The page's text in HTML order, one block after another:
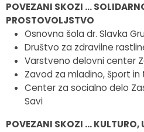
POVEZANI SKOZI …
PROSTOVOLJSTVO
Osnovna šola dr. Slavka
Društvo za zdravilne
Varstveno delovni center
Zavod za mladino, šport in
Center za socialno delo
Savi
POVEZANI SKOZI … KULTURO,